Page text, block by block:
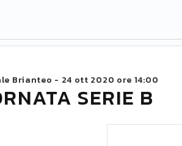
Brianteo - 24 ott 2020 ore 14:00
SERIE B